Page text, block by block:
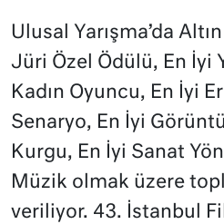
Ulusal Yarışma’da
Jüri Özel Ödülü, En İyi
Kadın Oyuncu, En İyi
Senaryo, En İyi
Kurgu, En İyi Sanat
Müzik olmak üzere
veriliyor. 43. İstanbul